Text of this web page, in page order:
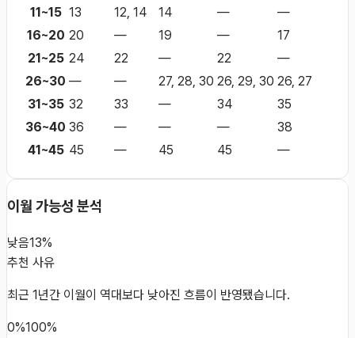
11~15 13 12, 14 14 —
—
16~20 20 — 19 —
17
21~25 24 22 — 22
—
26~30 — — 27, 28, 30 26, 29, 30 26, 27
31~35 32 33 — 34
35
36~40 36 — — —
38
41~45 45 — 45 45 —
이월 가능성 분석
낮음13%
추천 사유
최근 1년간 이월이 역대보다 낮아진 흐름이 반영됐습니다.
0%100%